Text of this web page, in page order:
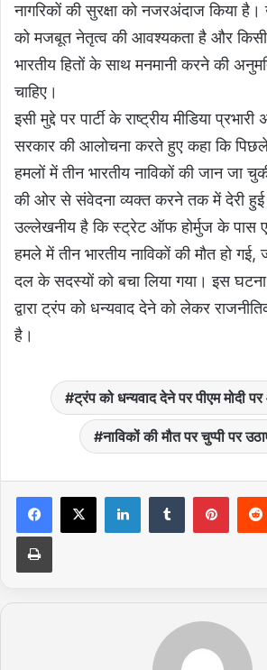
नागरिकों की सुरक्षा को नजरअंदाज किया
को मजबूत नेतृत्व की आवश्यकता है और किसी
भारतीय हितों के साथ मनमानी करने की
चाहिए।
इसी मुद्दे पर पार्टी के राष्ट्रीय मीडिया
सरकार की आलोचना करते हुए कहा कि
हमलों में तीन भारतीय नाविकों की जान जा
की ओर से संवेदना व्यक्त करने तक में देरी हुई
उल्लेखनीय है कि स्ट्रेट ऑफ होर्मुज के पास
हमले में तीन भारतीय नाविकों की मौत हो
दल के सदस्यों को बचा लिया गया। इस
द्वारा ट्रंप को धन्यवाद देने को लेकर
है।
ट्रंप को धन्यवाद देने पर पीएम मोदी
नाविकों की मौत पर चुप्पी पर